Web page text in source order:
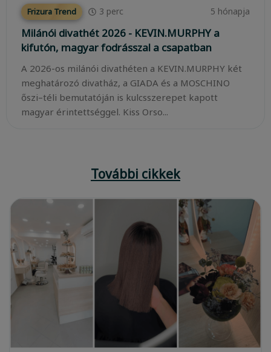
Frizura Trend 3 perc 5 hónapja
Milánói divathét 2026 - KEVIN.MURPHY a
kifutón, magyar fodrásszal a csapatban
A 2026-os milánói divathéten a KEVIN.MURPHY két
meghatározó divatház, a GIADA és a MOSCHINO
őszi–téli bemutatóján is kulcsszerepet kapott
magyar érintettséggel. Kiss Orso...
További cikkek